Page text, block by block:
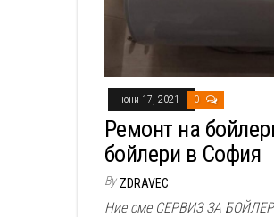
юни 17, 2021 0
Ремонт на
бойлери в София
By ZDRAVEC
Ние сме СЕРВИЗ ЗА